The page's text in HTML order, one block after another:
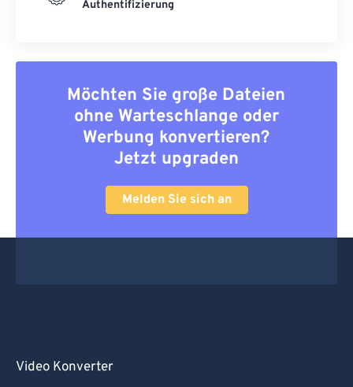
Authentifizierung
Möchten Sie große Dateien
ohne Warteschlange oder
Werbung konvertieren?
Jetzt upgraden
Melden Sie sich an
Video Konverter